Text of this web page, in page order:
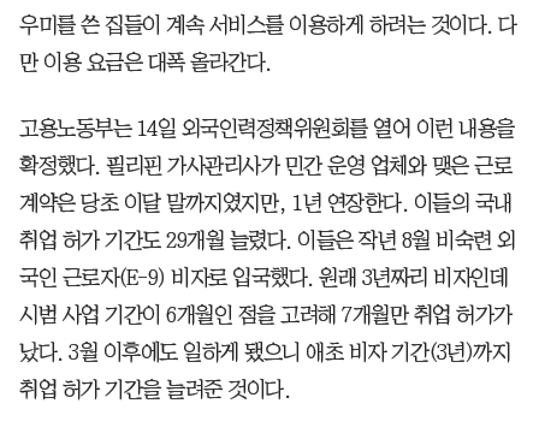
우미를 쓴 집들이 계속 서비스를 이용하게 하려는 것이다. 다
만 이용 요금은 대폭 올라간다.
고용노동부는 14일 외국인력정책위원회를 열어 이런 내용을
확정했다. 필리핀 가사관리사가 민간 운영 업체와 맺은 근로
계약은 당초 이달 말까지였지만, 1년 연장한다. 이들의 국내
취업 허가 기간도 29개월 늘렸다. 이들은 작년 8월 비숙련 외
국인 근로자(E-9) 비자로 입국했다. 원래 3년짜리 비자인데
시범 사업 기간이 6개월인 점을 고려해 7개월만 취업 허가가
났다. 3월 이후에도 일하게 됐으니 애초 비자 기간(3년)까지
취업 허가 기간을 늘려준 것이다.